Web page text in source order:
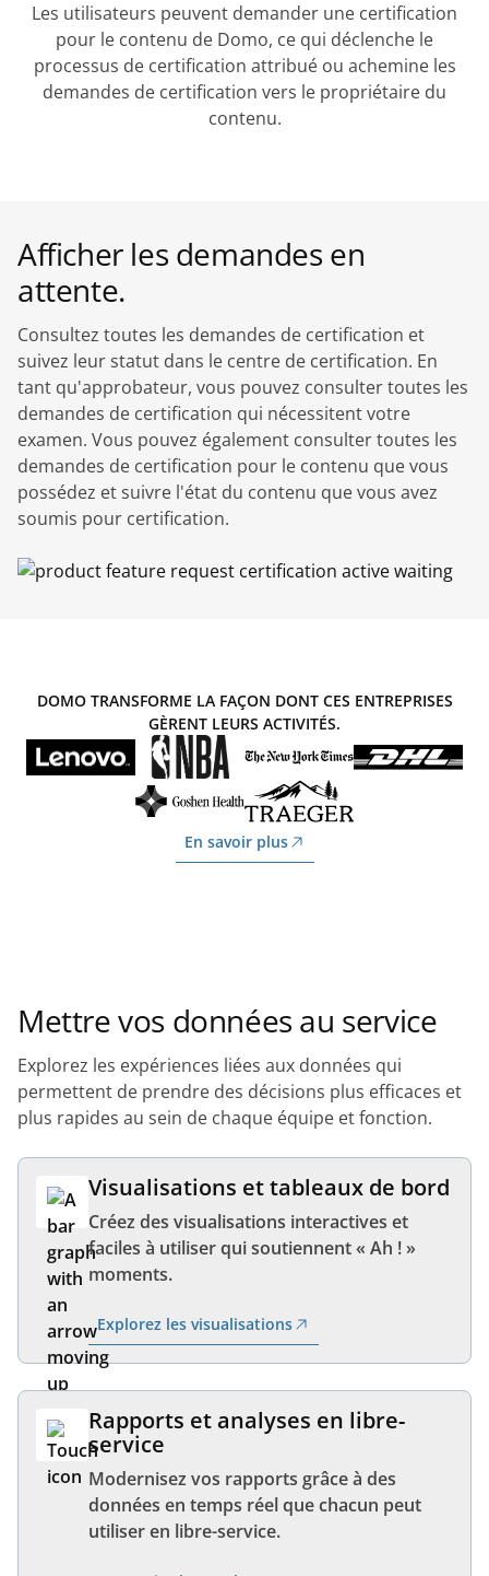
Les utilisateurs peuvent demander une certification
pour le contenu de Domo, ce qui déclenche le
processus de certification attribué ou achemine les
demandes de certification vers le propriétaire du
contenu.
Afficher les demandes en
attente.
Consultez toutes les demandes de certification et
suivez leur statut dans le centre de certification. En
tant qu'approbateur, vous pouvez consulter toutes les
demandes de certification qui nécessitent votre
examen. Vous pouvez également consulter toutes les
demandes de certification pour le contenu que vous
possédez et suivre l'état du contenu que vous avez
soumis pour certification.
DOMO TRANSFORME LA FAÇON DONT CES ENTREPRISES
GÈRENT LEURS ACTIVITÉS.
En savoir plus
Mettre vos données au service
Explorez les expériences liées aux données qui
permettent de prendre des décisions plus efficaces et
plus rapides au sein de chaque équipe et fonction.
Visualisations et tableaux de bord
Créez des visualisations interactives et
faciles à utiliser qui soutiennent « Ah ! »
moments.
Explorez les visualisations
Rapports et analyses en libre-
service
Modernisez vos rapports grâce à des
données en temps réel que chacun peut
utiliser en libre-service.